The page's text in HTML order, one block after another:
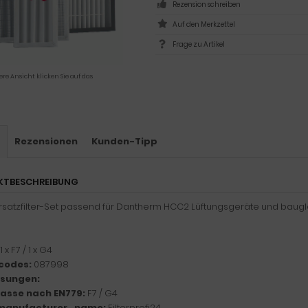
Ansicht klicken Sie auf das
Rezension schreiben
Frage zu Artikel
Rezensionen Kunden-Tipp
Set passend für Dantherm HCC2 Lüftungsgeräte und
1 x F7 / 1 x G4
087998
nach EN779: F7 / G4